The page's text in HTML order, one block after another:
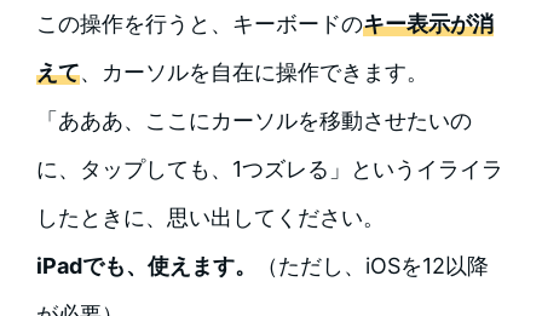
この操作を行うと、キーボードのキー表示が消
えて、カーソルを自在に操作できます。
「あああ、ここにカーソルを移動させたいの
に、タップしても、1つズレる」というイライラ
したときに、思い出してください。
iPadでも、使えます。
（ただし、iOSを12以降